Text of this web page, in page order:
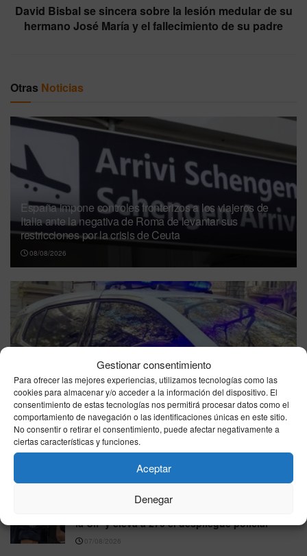
Gestionar consentimiento
Para ofrecer las mejores experiencias, utilizamos tecnologías como las
cookies para almacenar y/o acceder a la información del dispositivo. El
consentimiento de estas tecnologías nos permitirá procesar datos como el
comportamiento de navegación o las identificaciones únicas en este sitio.
No consentir o retirar el consentimiento, puede afectar negativamente a
ciertas características y funciones.
Aceptar
Denegar
David Bisbal se sincera sobre la lesión medular de su
hermano José María y el fallecimiento de su padre
Otras Noticias
España impone controles fronterizos a los viajeros de
Italia ante la negativa de Roma de levantar sus
restricciones por la crisis de Ceuta
08/08/2026
La Policía Nacional desarticula una de las mayores
redes de tráfico de hachís tras detener a 57 personas e
incautar más de ocho toneladas de droga
08/08/2026
El tiempo en España hoy sábado 8 de agosto
de 2026: calor estable y chubascos puntuales
08/08/2026
la UIP y eleva a 270 el despliegue policial
07/08/2026